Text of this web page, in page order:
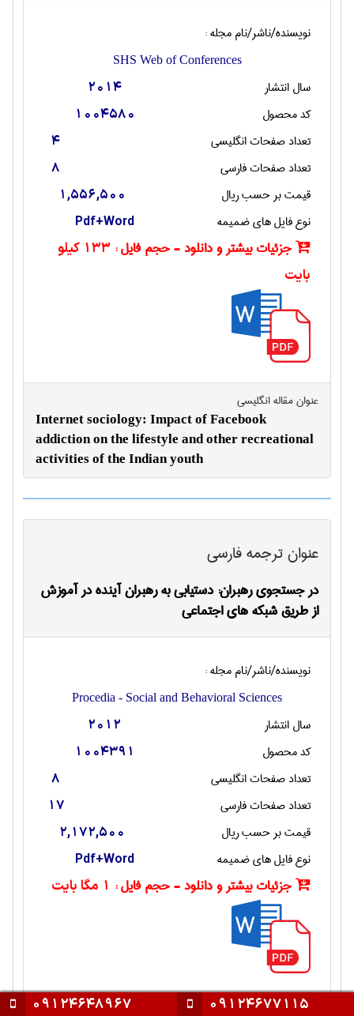
نویسنده/ناشر/نام مجله :
SHS Web of Conferences
سال انتشار 2014
کد محصول 1004580
تعداد صفحات انگليسی 4
تعداد صفحات فارسی 8
قیمت بر حسب ریال 1,556,500
نوع فایل های ضمیمه Pdf+Word
جزئیات بیشتر و دانلود - حجم فایل :
133 کیلو
بایت
عنوان مقاله انگليسی
Internet sociology: Impact of Facebook
addiction on the lifestyle and other recreational
activities of the Indian youth
عنوان ترجمه فارسی
در جستجوی رهبران: دستیابی به رهبران آینده در آموزش
از طریق شبکه های اجتماعی
نویسنده/ناشر/نام مجله :
Procedia - Social and Behavioral Sciences
سال انتشار 2012
کد محصول 1004391
تعداد صفحات انگليسی 8
تعداد صفحات فارسی 17
قیمت بر حسب ریال 2,172,500
نوع فایل های ضمیمه Pdf+Word
جزئیات بیشتر و دانلود - حجم فایل : 1 مگا بایت
عنوان مقاله انگليسی
09124677115
09124648967